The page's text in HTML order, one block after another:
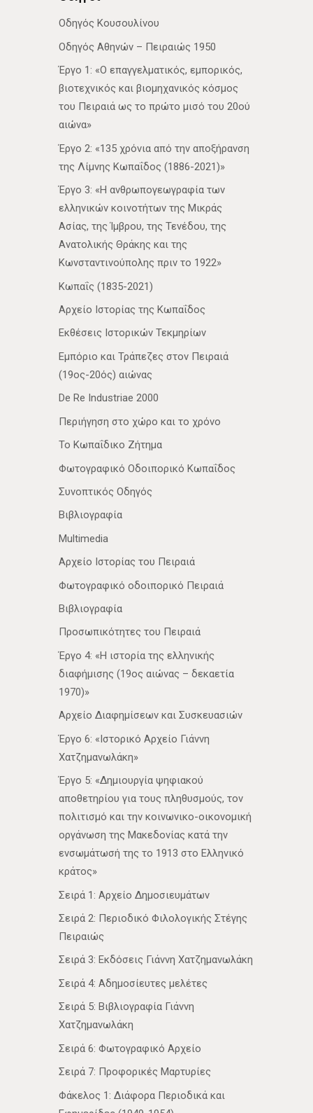
Οδηγός Κουσουλίνου
Οδηγός Αθηνών – Πειραιώς 1950
Έργο 1: «Ο επαγγελματικός, εμπορικός,
βιοτεχνικός και βιομηχανικός κόσμος
του Πειραιά ως το πρώτο μισό του 20ού
αιώνα»
Έργο 2: «135 χρόνια από την αποξήρανση
της Λίμνης Κωπαΐδος (1886-2021)»
Έργο 3: «Η ανθρωπογεωγραφία των
ελληνικών κοινοτήτων της Μικράς
Ασίας, της Ίμβρου, της Τενέδου, της
Ανατολικής Θράκης και της
Κωνσταντινούπολης πριν το 1922»
Κωπαΐς (1835-2021)
Αρχείο Ιστορίας της Κωπαΐδος
Εκθέσεις Ιστορικών Τεκμηρίων
Εμπόριο και Τράπεζες στον Πειραιά
(19ος-20ός) αιώνας
De Re Industriae 2000
Περιήγηση στο χώρο και το χρόνο
Το Κωπαΐδικο Ζήτημα
Φωτογραφικό Οδοιπορικό Κωπαΐδος
Συνοπτικός Οδηγός
Βιβλιογραφία
Multimedia
Αρχείο Ιστορίας του Πειραιά
Φωτογραφικό οδοιπορικό Πειραιά
Βιβλιογραφία
Προσωπικότητες του Πειραιά
Έργο 4: «Η ιστορία της ελληνικής
διαφήμισης (19ος αιώνας – δεκαετία
1970)»
Αρχείο Διαφημίσεων και Συσκευασιών
Έργο 6: «Ιστορικό Αρχείο Γιάννη
Χατζημανωλάκη»
Έργο 5: «Δημιουργία ψηφιακού
αποθετηρίου για τους πληθυσμούς, τον
πολιτισμό και την κοινωνικο-οικονομική
οργάνωση της Μακεδονίας κατά την
ενσωμάτωσή της το 1913 στο Ελληνικό
κράτος»
Σειρά 1: Αρχείο Δημοσιευμάτων
Σειρά 2: Περιοδικό Φιλολογικής Στέγης
Πειραιώς
Σειρά 3: Εκδόσεις Γιάννη Χατζημανωλάκη
Σειρά 4: Αδημοσίευτες μελέτες
Σειρά 5: Βιβλιογραφία Γιάννη
Χατζημανωλάκη
Σειρά 6: Φωτογραφικό Αρχείο
Σειρά 7: Προφορικές Μαρτυρίες
Φάκελος 1: Διάφορα Περιοδικά και